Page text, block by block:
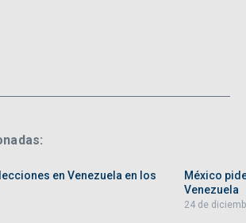
en Venezuela en los
México
Venezuela
24 de